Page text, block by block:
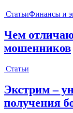
СтатьиФинансы и
Чем
мошенников
Статьи
Экстрим –
получения